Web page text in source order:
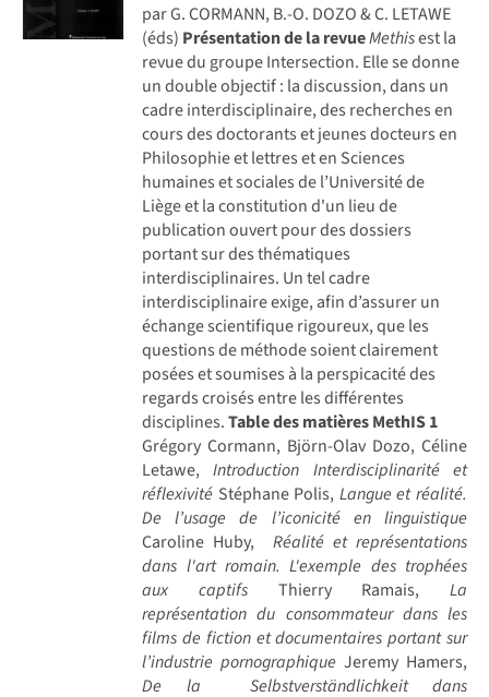
par G. CORMANN, B.-O. DOZO & C. LETAWE
(éds) Présentation de la revueMethisest la
revue du groupe Intersection. Elle se donne
un double objectif : la discussion, dans un
cadre interdisciplinaire, des recherches en
cours des doctorants et jeunes docteurs en
Philosophie et lettres et en Sciences
humaines et sociales de l’Université de
Liège et la constitution d'un lieu de
publication ouvert pour des dossiers
portant sur des thématiques
interdisciplinaires. Un tel cadre
interdisciplinaire exige, afin d’assurer un
échange scientifique rigoureux, que les
questions de méthode soient clairement
posées et soumises à la perspicacité des
regards croisés entre les différentes
disciplines.Table des matières MethIS 1
Grégory Cormann, Björn-Olav Dozo, Céline
Letawe, Introduction Interdisciplinarité et
réflexivité Stéphane Polis, Langue et réalité.
De l’usage de l’iconicité en linguistique
Caroline Huby,
Réalité et représentations
dans l'art romain. L'exemple des trophées
aux captifsThierry Ramais, La
représentation du consommateur dans les
films de fiction et documentaires portant sur
l’industrie pornographique Jeremy Hamers,
De la Selbstverständlichkeit dans